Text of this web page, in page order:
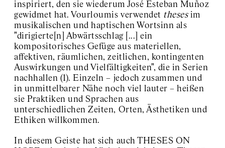
inspiriert, den sie wiederum José Esteban Muñoz
gewidmet hat. Vourloumis verwendet thesesim
musikalischen und haptischen Wortsinn als
"dirigierte[n] Abwärtsschlag [...] ein
kompositorisches Gefüge aus materiellen,
affektiven, räumlichen, zeitlichen, kontingenten
Auswirkungen und Vielfältigkeiten", die in Serien
nachhallen (1). Einzeln – jedoch zusammen und
in unmittelbarer Nähe noch viel lauter – heißen
sie Praktiken und Sprachen aus
unterschiedlichen Zeiten, Orten, Ästhetiken und
Ethiken willkommen.
In diesem Geiste hat sich auch THESES ON